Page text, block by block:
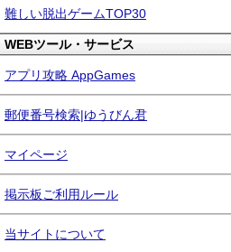
難しい脱出ゲームTOP30
WEBツール・サービス
アプリ攻略 AppGames
郵便番号検索|ゆうびん君
マイページ
掲示板ご利用ルール
当サイトについて